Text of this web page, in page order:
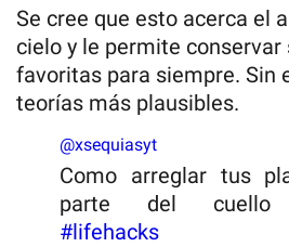
Se cree que esto acerca el
cielo y le permite
favoritas para siempre. Sin
teorías más plausibles.
@xsequiasyt
Como arreglar tus
parte del cuello
#lifehacks